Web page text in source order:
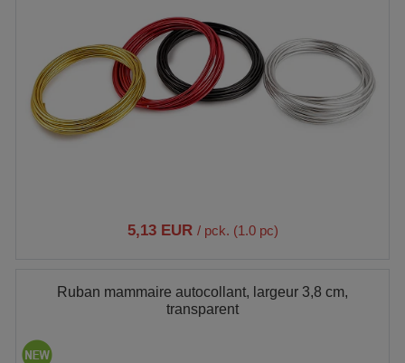
5,13 EUR / pck. (1.0 pc)
Ruban mammaire autocollant, largeur 3,8 cm,
transparent